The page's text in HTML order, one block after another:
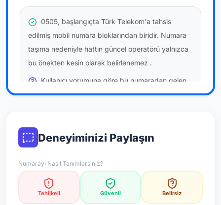
0505, başlangıçta Türk Telekom'a tahsis
edilmiş mobil numara bloklarından biridir. Numara
taşıma nedeniyle hattın güncel operatörü yalnızca
bu önekten kesin olarak belirlenemez .
Kullanıcı yorumuna göre bu numaradan gelen
çağrılaratemkinli yaklaşmanızönerilir; bu bir site
resmi doğrulama niteliği taşımaz.
*Not: Değerlendirmeler onaylı kullanıcı yorumlarına göre
güncellenir.
Deneyiminizi Paylaşın
Numarayı Nasıl Tanımlarsınız?
Tehlikeli Güvenli Belirsiz